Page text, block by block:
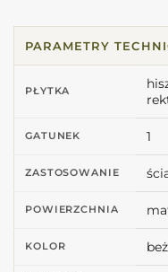
PARAMETRY
PŁYTKA
GATUNEK 1
ZASTOSOWANIE
POWIERZCHNIA
KOLOR